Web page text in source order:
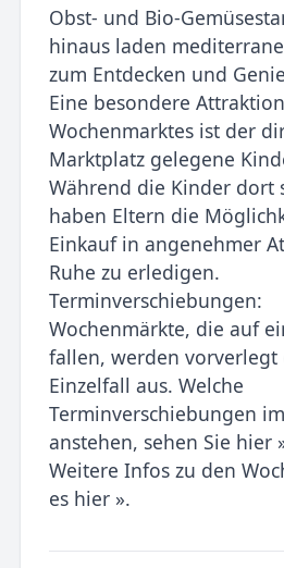
Obst- und Bio-
hinaus laden
zum Entdecken und
Eine besondere
Wochenmarktes ist der
Marktplatz gelegene
Während die Kinder dort
haben Eltern die
Einkauf in angenehmer
Ruhe zu erledigen.
Terminverschiebungen:
Wochenmärkte, die auf
fallen, werden
Einzelfall aus. Welche
Terminverschiebungen
anstehen, sehen Sie hier
Weitere Infos zu den
es hier ».